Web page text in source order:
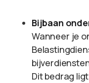
Bijbaan
Wanneer je
Dit bedrag